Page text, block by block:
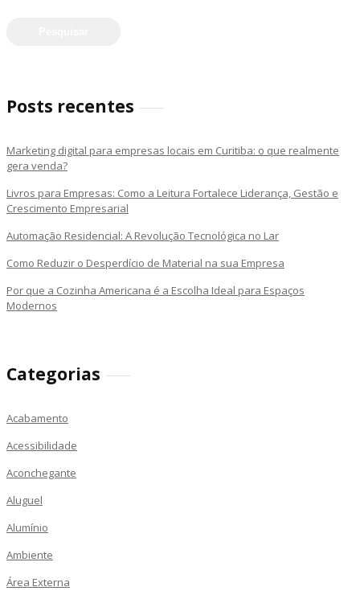
Posts recentes
Marketing digital para empresas locais em Curitiba: o que realmente
gera venda?
Livros para Empresas: Como a Leitura Fortalece Liderança, Gestão e
Crescimento Empresarial
Automação Residencial: A Revolução Tecnológica no Lar
Como Reduzir o Desperdício de Material na sua Empresa
Por que a Cozinha Americana é a Escolha Ideal para Espaços
Modernos
Categorias
Acabamento
Acessibilidade
Aconchegante
Aluguel
Alumínio
Ambiente
Área Externa